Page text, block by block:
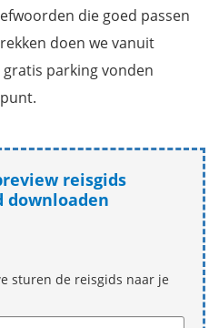
die goed passen
doen we vanuit
parking vonden
reisgids
downloaden
sturen de reisgids naar je